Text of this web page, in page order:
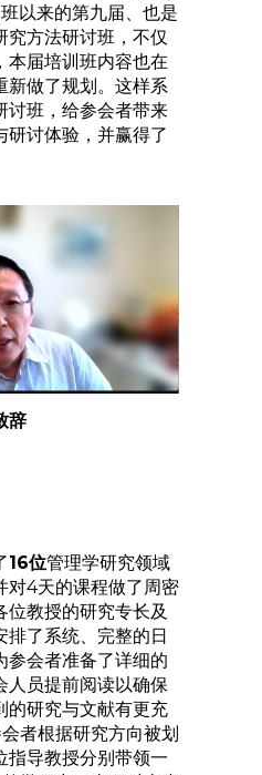
以来的第九届、也是
究方法研讨班，不仅
本届培训班内容也在
新做了规划。这样系
讨班，给参会者带来
研讨体验，并赢得了
辞
16位管理学研究领域
对4天的课程做了周密
位教授的研究专长及
排了系统、完整的日
参会者准备了详细的
人员提前阅读以确保
的研究与文献有更充
者根据研究方向被划
指导教授分别带领一